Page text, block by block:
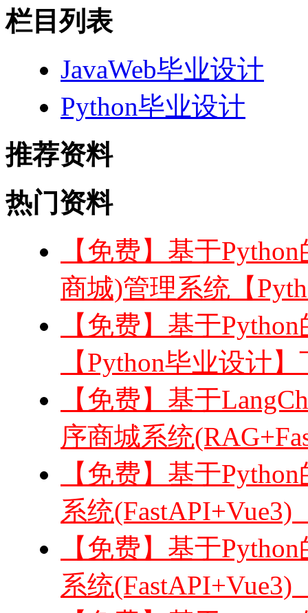
栏目列表
JavaWeb毕业设计
Python毕业设计
推荐资料
热门资料
【免费】基于
商城)管理系统【
【免费】基于
【Python毕业设计
【免费】基于
序商城系统
【免费】基于
系统(FastAPI+Vue3)
【免费】基于
系统(FastAPI+Vue3)